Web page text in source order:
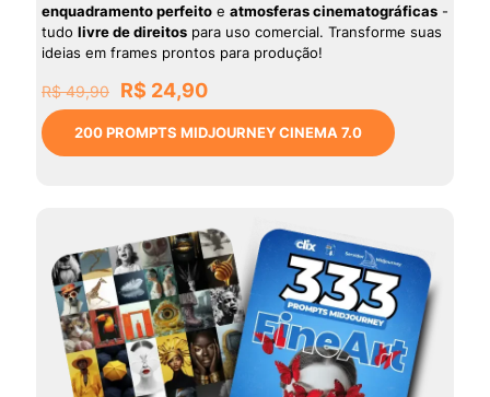
enquadramento perfeito e atmosferas cinematográficas -
tudo livre de direitos para uso comercial. Transforme suas
ideias em frames prontos para produção!
R$49,90
O
preço
original
era:
R$ 24,90O
preço
atual
é:
200 PROMPTS MIDJOURNEY CINEMA 7.0